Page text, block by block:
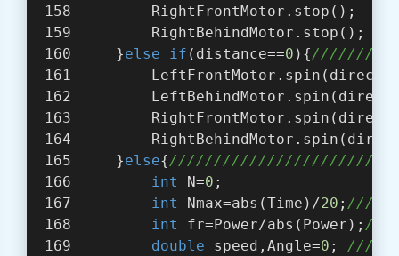
         RightFrontMotor.stop();
         RightBehindMotor.stop();
     }
else if (distance==0 ){
     }
else{
int
N=0 ;
int
Nmax=abs(Time)/20 ;
int
fr=Power/abs(Power);
double speed,Angle=0 ;